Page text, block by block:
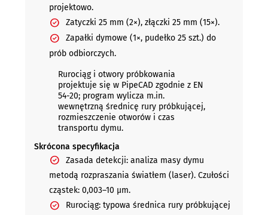
projektowo.
Zatyczki 25 mm (2×), złączki 25 mm (15×).
Zapałki dymowe (1×, pudełko 25 szt.) do
prób odbiorczych.
Rurociąg i otwory próbkowania
projektuje się w PipeCAD zgodnie z EN
54-20; program wylicza m.in.
wewnętrzną średnicę rury próbkującej,
rozmieszczenie otworów i czas
transportu dymu.
Skrócona specyfikacja
Zasada detekcji: analiza masy dymu
metodą rozpraszania światłem (laser). Czułości
cząstek: 0,003–10 µm.
Rurociąg: typowa średnica rury próbkującej